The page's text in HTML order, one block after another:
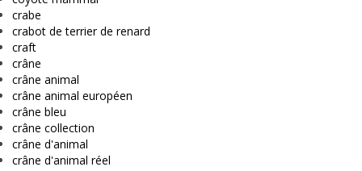
crabe
crabot de terrier de renard
craft
crâne
crâne animal
crâne animal européen
crâne bleu
crâne collection
crâne d'animal
crâne d'animal réel